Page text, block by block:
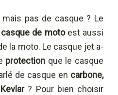
pas de casque ? Le
de motoest aussi
la moto. Le casque jet a-
protection que le casque
de casque en carbone,
? Pour bien choisir